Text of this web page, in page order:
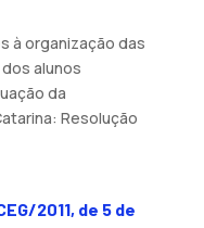
à organização das
alunos
da
Resolução
2011, de 5 de